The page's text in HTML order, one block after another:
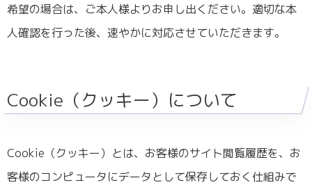
希望の場合は、ご本人様よりお申し出ください。適切な本
人確認を行った後、速やかに対応させていただきます。
Cookie（クッキー）について
Cookie（クッキー）とは、お客様のサイト閲覧履歴を、お
客様のコンピュータにデータとして保存しておく仕組みで